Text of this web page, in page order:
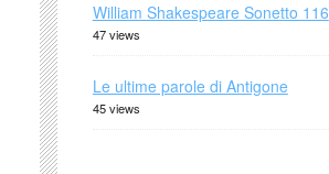
William Shakespeare Sonetto 116
47 views
Le ultime parole di Antigone
45 views